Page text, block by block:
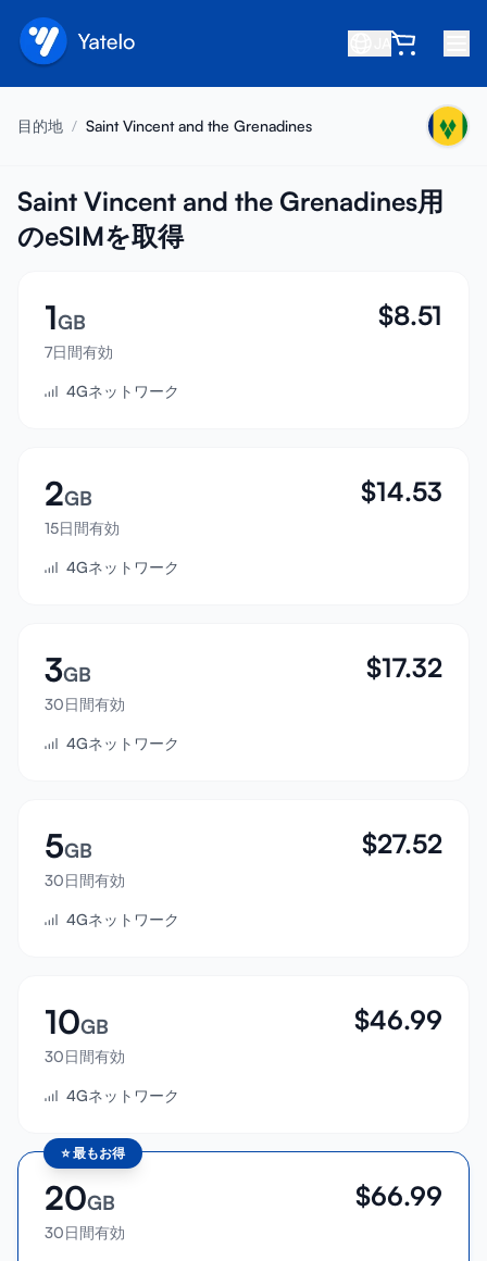
会社概要
収益を得る
アフィリエイトになる
ヘルプセンター
デバイス互換性
サインイン
サインアップ
目的地 / Saint Vincent and the Grenadines
Saint Vincent and the Grenadines用
のeSIMを取得
1GB
7日間有効
$8.51
4Gネットワーク
2GB
15日間有効
$14.53
4Gネットワーク
3GB
30日間有効
$17.32
4Gネットワーク
5GB
30日間有効
$27.52
4Gネットワーク
10GB
30日間有効
$46.99
4Gネットワーク
⭐最もお得
20GB
30日間有効
$66.99